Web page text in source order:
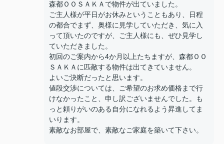
森都ＯＯＳＡＫＡで物件が出ていました。
ご主人様が平日がお休みということもあり、日程
の都合でまず、奥様に見学していただき、気に入
って頂いたのですが、ご主人様にも、ぜひ見学し
ていただきました。
初回のご案内から4か月以上たちますが、森都ＯＯ
ＳＡＫＡに匹敵する物件は出てきていません。
よいご決断だったと思います。
値段交渉については、ご希望のお求め価格まで行
けなかったこと、申し訳ございませんでした。も
っと頼りがいのある自分になれるよう昇進してま
いります。
素敵なお部屋で、素敵なご家庭を築いて下さい。